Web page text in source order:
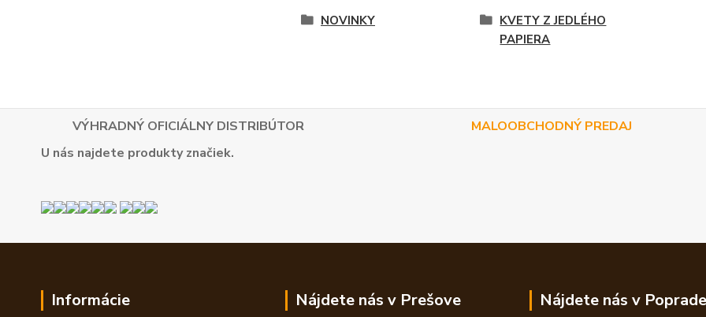
NOVINKY
KVETY Z JEDLÉHO
PAPIERA
VÝHRADNÝ OFICIÁLNY DISTRIBÚTOR
MALOOBCHODNÝ PREDAJ
U nás najdete produkty značiek.
Informácie Nájdete nás v Prešove Nájdete nás v Poprade